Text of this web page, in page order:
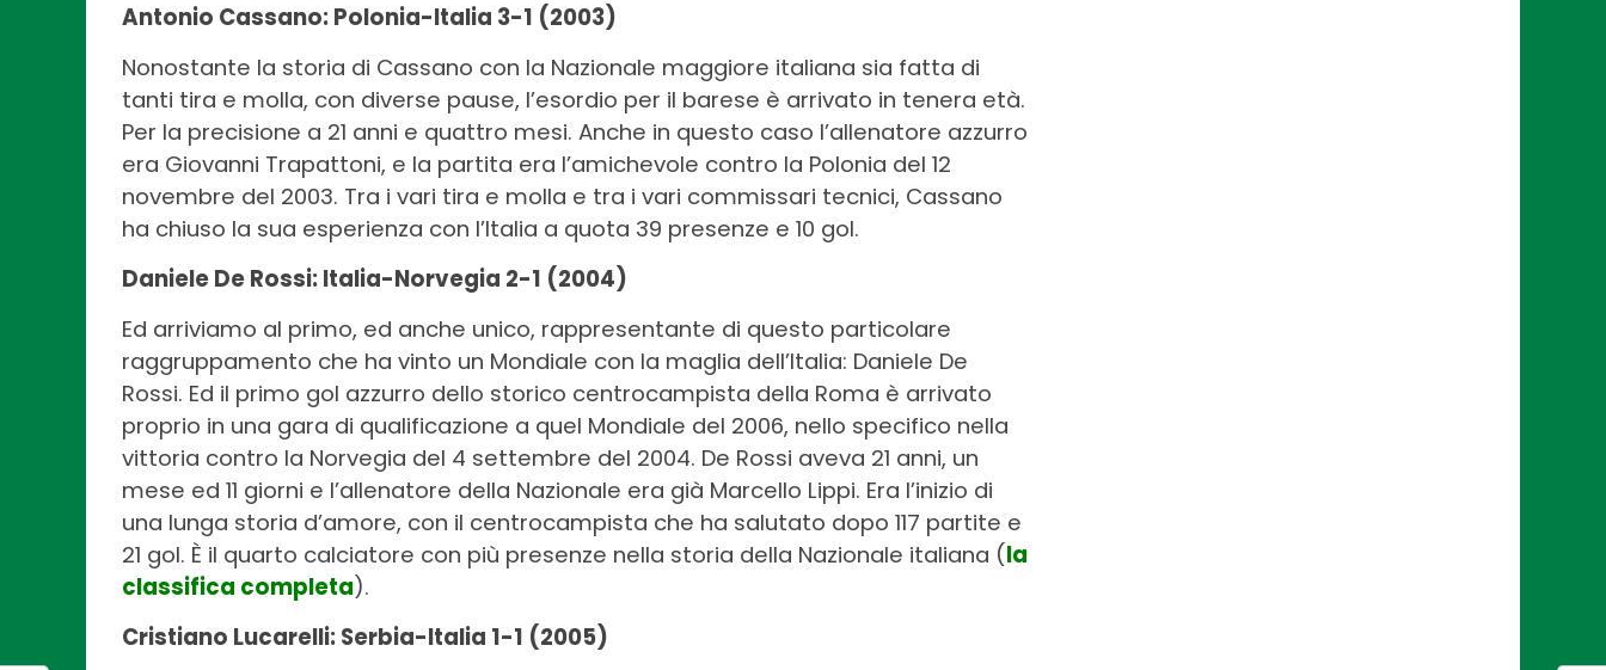
Antonio Cassano: Polonia-Italia 3-1 (2003)
Nonostante la storia di Cassano con la Nazionale maggiore italiana sia fatta di
tanti tira e molla, con diverse pause, l’esordio per il barese è arrivato in tenera età.
Per la precisione a 21 anni e quattro mesi. Anche in questo caso l’allenatore azzurro
era Giovanni Trapattoni, e la partita era l’amichevole contro la Polonia del 12
novembre del 2003. Tra i vari tira e molla e tra i vari commissari tecnici, Cassano
ha chiuso la sua esperienza con l’Italia a quota 39 presenze e 10 gol.
Daniele De Rossi: Italia-Norvegia 2-1 (2004)
Ed arriviamo al primo, ed anche unico, rappresentante di questo particolare
raggruppamento che ha vinto un Mondiale con la maglia dell’Italia: Daniele De
Rossi. Ed il primo gol azzurro dello storico centrocampista della Roma è arrivato
proprio in una gara di qualificazione a quel Mondiale del 2006, nello specifico nella
vittoria contro la Norvegia del 4 settembre del 2004. De Rossi aveva 21 anni, un
mese ed 11 giorni e l’allenatore della Nazionale era già Marcello Lippi. Era l’inizio di
una lunga storia d’amore, con il centrocampista che ha salutato dopo 117 partite e
21 gol. È il quarto calciatore con più presenze nella storia della Nazionale italiana (la
classifica completa).
Cristiano Lucarelli: Serbia-Italia 1-1 (2005)